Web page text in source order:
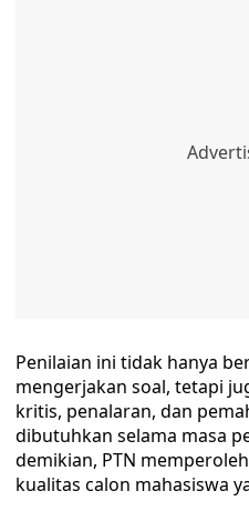
Penilaian ini tidak hanya
mengerjakan soal, tetapi
kritis, penalaran, dan
dibutuhkan selama masa
demikian, PTN
kualitas calon mahasiswa